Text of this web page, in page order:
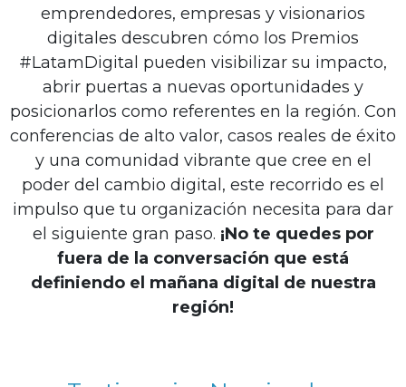
emprendedores, empresas y visionarios
digitales descubren cómo los Premios
#LatamDigital pueden visibilizar su impacto,
abrir puertas a nuevas oportunidades y
posicionarlos como referentes en la región. Con
conferencias de alto valor, casos reales de éxito
y una comunidad vibrante que cree en el
poder del cambio digital, este recorrido es el
impulso que tu organización necesita para dar
el siguiente gran paso. ¡No te quedes por
fuera de la conversación que está
definiendo el mañana digital de nuestra
región!